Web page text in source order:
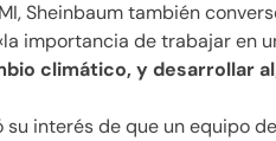
Sheinbaum también
importancia de trabajar en
climático, y desarrollar
su interés de que un equipo